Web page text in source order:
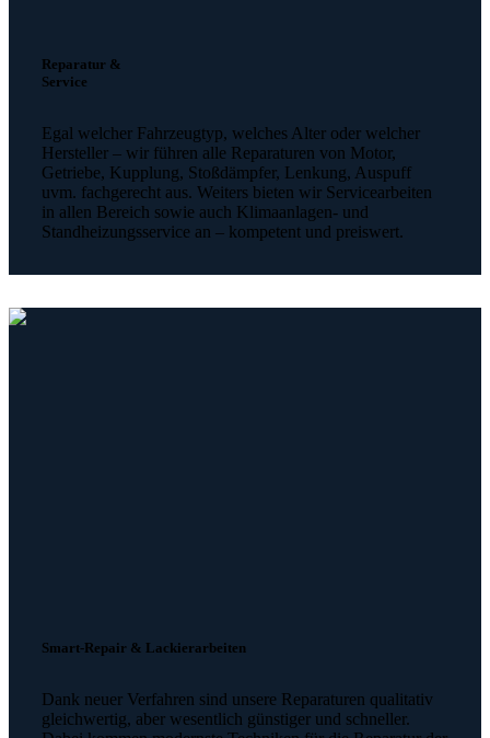
Reparatur &
Service
Egal welcher Fahrzeugtyp, welches Alter oder welcher
Hersteller – wir führen alle Reparaturen von Motor,
Getriebe, Kupplung, Stoßdämpfer, Lenkung, Auspuff
uvm. fachgerecht aus. Weiters bieten wir Servicearbeiten
in allen Bereich sowie auch Klimaanlagen- und
Standheizungsservice an – kompetent und preiswert.
Smart-Repair & Lackierarbeiten
Dank neuer Verfahren sind unsere Reparaturen qualitativ
gleichwertig, aber wesentlich günstiger und schneller.